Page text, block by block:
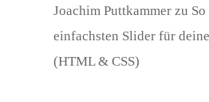
Joachim Puttkammer zu
einfachsten Slider für
(HTML & CSS)